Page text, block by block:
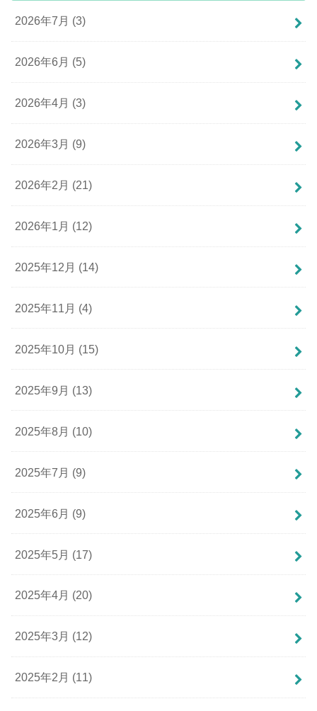
2026年7月 (3)
2026年6月 (5)
2026年4月 (3)
2026年3月 (9)
2026年2月 (21)
2026年1月 (12)
2025年12月 (14)
2025年11月 (4)
2025年10月 (15)
2025年9月 (13)
2025年8月 (10)
2025年7月 (9)
2025年6月 (9)
2025年5月 (17)
2025年4月 (20)
2025年3月 (12)
2025年2月 (11)